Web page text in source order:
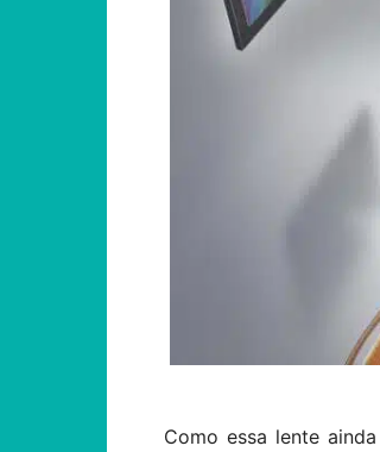
Como essa lente